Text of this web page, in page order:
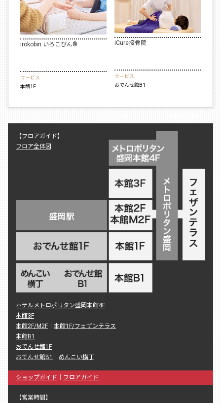
irokobin いろこびん®
サービス
本館1F
iCure接骨院
サービス
おでんせ館B1
ホテルメトロポリタン盛岡本館4F
本館3F
本館2F/M2F
本館1F/フェザンテラス
本館B1
おでんせ館1F
おでんせ館B1
めんこい横丁
【フロアガイド】
フロア全体図
ショップガイド フロアガイド
【営業時間】